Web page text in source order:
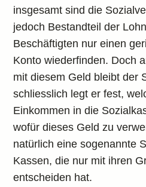
insgesamt sind die
jedoch Bestandteil der
Beschäftigten nur einen
Konto wiederfinden. Doch
mit diesem Geld bleibt der
schliesslich legt er fest,
Einkommen in die
wofür dieses Geld zu
natürlich eine sogenannte
Kassen, die nur mit ihren
entscheiden hat.